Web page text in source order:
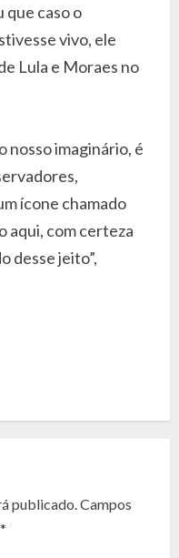
que caso o
vivo, ele
Lula e Moraes no
nosso imaginário, é
ícone chamado
aqui, com certeza
desse jeito”,
publicado.Campos
*